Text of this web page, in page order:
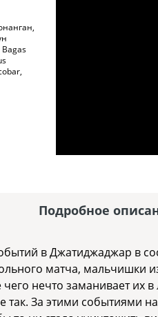
Подробное
в Джатиджаджар в
матча,
нечто заманивает
так. За этими событиями